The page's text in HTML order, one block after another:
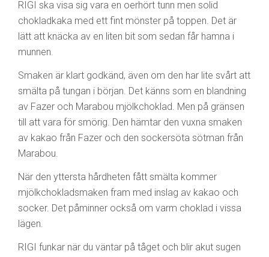
RIGI ska visa sig vara en oerhört tunn men solid
chokladkaka med ett fint mönster på toppen. Det är
lätt att knäcka av en liten bit som sedan får hamna i
munnen.
Smaken är klart godkänd, även om den har lite svårt att
smälta på tungan i början. Det känns som en blandning
av Fazer och Marabou mjölkchoklad. Men på gränsen
till att vara för smörig. Den hämtar den vuxna smaken
av kakao från Fazer och den sockersöta sötman från
Marabou.
När den yttersta hårdheten fått smälta kommer
mjölkchokladsmaken fram med inslag av kakao och
socker. Det påminner också om varm choklad i vissa
lägen.
RIGI funkar när du väntar på tåget och blir akut sugen